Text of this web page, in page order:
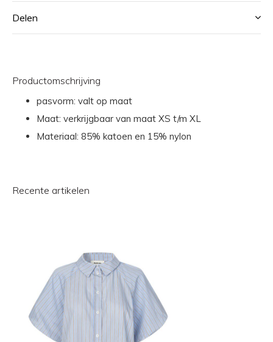
Delen
Productomschrijving
pasvorm: valt op maat
Maat: verkrijgbaar van maat XS t/m XL
Materiaal: 85% katoen en 15% nylon
Recente artikelen